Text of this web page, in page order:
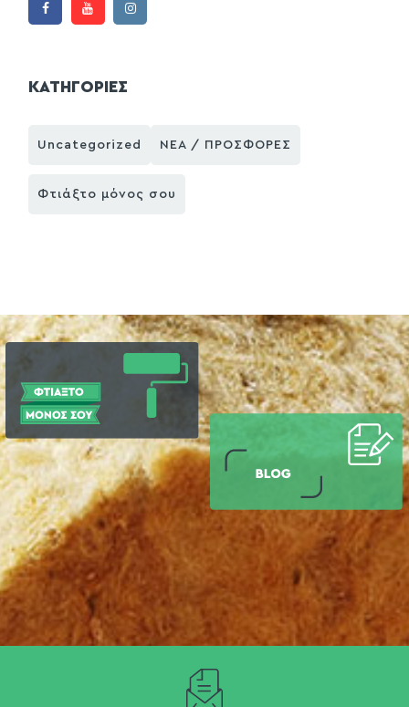
ΚΑΤΗΓΟΡΙΕΣ
Uncategorized ΝΕΑ / ΠΡΟΣΦΟΡΕΣ
Φτιάξτο μόνος σου